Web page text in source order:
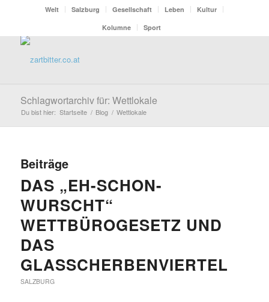
Welt Salzburg Gesellschaft Leben
Kultur
Kolumne
Sport
Schlagwortarchiv für: Wettlokale
Du bist hier: Startseite / Blog / Wettlokale
Beiträge
DAS „EH-SCHON-
WURSCHT“
WETTBÜROGESETZ UND
DAS
GLASSCHERBENVIERTEL
SALZBURG